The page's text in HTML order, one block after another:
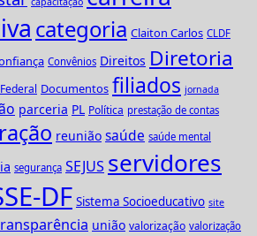
categoria Claiton Carlos CLDF
Convênios Direitos Diretoria
Documentos filiados jornada
parceria PL Política prestação de contas
reunião saúde saúde mental
segurança SEJUS servidores
DF Sistema Socioeducativo site
união valorização valorização